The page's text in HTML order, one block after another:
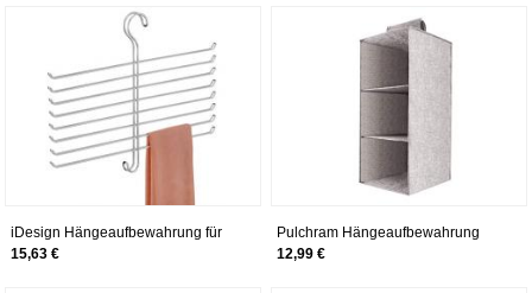
Hängeaufbewahrung
BeutelMehrschicht-
Aufbewahrungstasche (blau)
Hängeaufbewahrung
Aufbewahrungstasche Muster-D
iDesign Hängeaufbewahrung für
Schals, kleiner Hängeorganizer
15,63 €
Pulchram Hängeaufbewahrung
Faltbarer
12,99 €